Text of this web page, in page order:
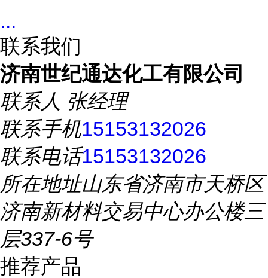
...
联系我们
济南世纪通达化工有限公司
联系人 张经理
联系手机15153132026
联系电话15153132026
所在地址山东省济南市天桥区
济南新材料交易中心办公楼三
层337-6号
推荐产品